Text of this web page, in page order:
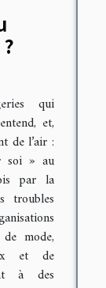
qui
et,
de l’air :
soi » au
par la
troubles
mode,
et de
à des